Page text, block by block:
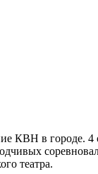
КВН в городе. 4
театра.